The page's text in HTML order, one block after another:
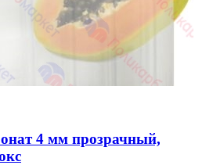
4 мм прозрачный,